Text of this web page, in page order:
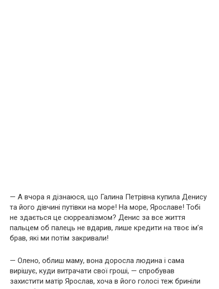
— А вчора я дізнаюся, що Галина Петрівна купила Денису
та його дівчині путівки на море! На море, Ярославе! Тобі
не здається це сюрреалізмом? Денис за все життя
пальцем об палець не вдарив, лише кредити на твоє ім’я
брав, які ми потім закривали!
— Олено, облиш маму, вона доросла людина і сама
вирішує, куди витрачати свої гроші, — спробував
захистити матір Ярослав, хоча в його голосі теж бриніли